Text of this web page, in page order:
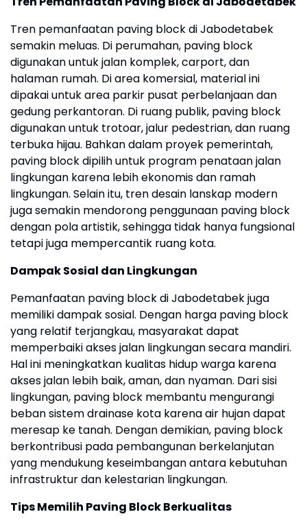
Tren pemanfaatan paving block di Jabodetabek
semakin meluas. Di perumahan, paving block
digunakan untuk jalan komplek, carport, dan
halaman rumah. Di area komersial, material ini
dipakai untuk area parkir pusat perbelanjaan dan
gedung perkantoran. Di ruang publik, paving block
digunakan untuk trotoar, jalur pedestrian, dan ruang
terbuka hijau. Bahkan dalam proyek pemerintah,
paving block dipilih untuk program penataan jalan
lingkungan karena lebih ekonomis dan ramah
lingkungan. Selain itu, tren desain lanskap modern
juga semakin mendorong penggunaan paving block
dengan pola artistik, sehingga tidak hanya fungsional
tetapi juga mempercantik ruang kota.
Dampak Sosial dan Lingkungan
Pemanfaatan paving block di Jabodetabek juga
memiliki dampak sosial. Dengan harga paving block
yang relatif terjangkau, masyarakat dapat
memperbaiki akses jalan lingkungan secara mandiri.
Hal ini meningkatkan kualitas hidup warga karena
akses jalan lebih baik, aman, dan nyaman. Dari sisi
lingkungan, paving block membantu mengurangi
beban sistem drainase kota karena air hujan dapat
meresap ke tanah. Dengan demikian, paving block
berkontribusi pada pembangunan berkelanjutan
yang mendukung keseimbangan antara kebutuhan
infrastruktur dan kelestarian lingkungan.
Tips Memilih Paving Block Berkualitas